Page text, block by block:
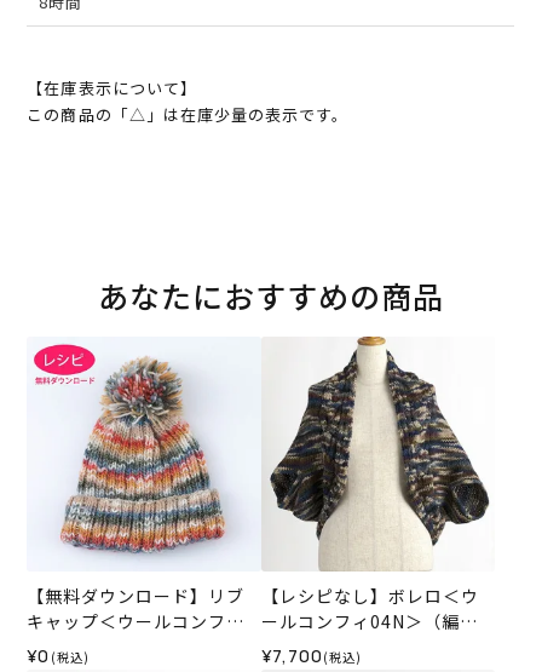
【在庫表示について】
この商品の「△」は在庫少量の表示です。
あなたにおすすめの商品
【無料ダウンロード】リブ
キャップ＜ウールコンフィ
＞（レシピ）
¥0 (税込)
【レシピなし】ボレロ＜ウ
ールコンフィ04N＞（編み
物 材料セット）
¥7,700 (税込)